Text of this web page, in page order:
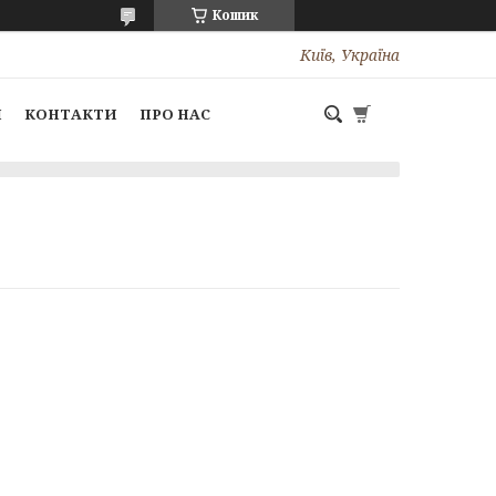
Кошик
Київ, Україна
КОНТАКТИ ПРО НАС